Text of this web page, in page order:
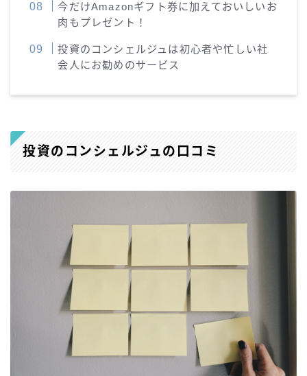
今だけAmazonギフト券に加えておいしいお
肉もプレゼント！
投資のコンシェルジュは初心者や忙しい社
会人にお勧めのサービス
投資のコンシェルジュの口コミ